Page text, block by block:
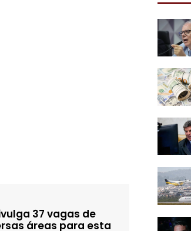
37 vagas de
áreas para esta